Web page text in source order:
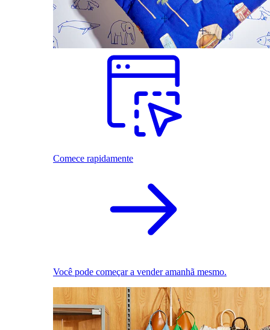
Comece rapidamente
Você pode começar a vender amanhã mesmo.